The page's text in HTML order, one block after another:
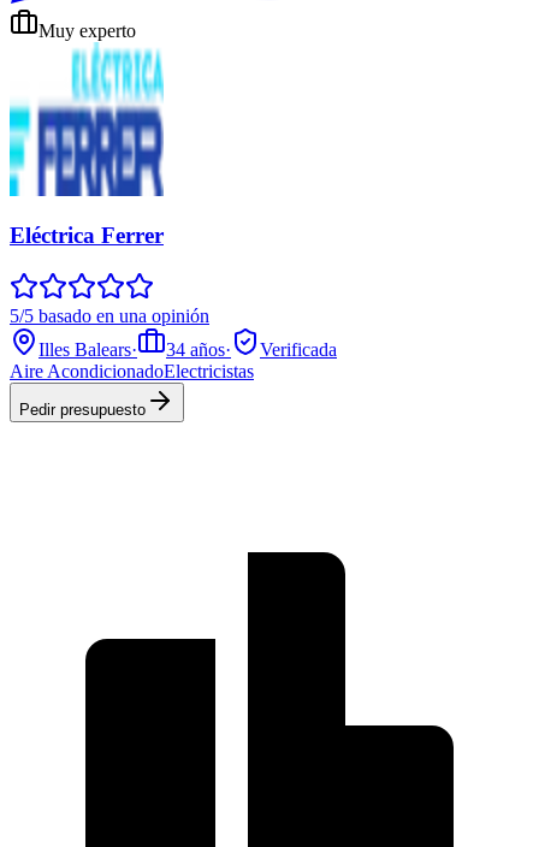
Muy experto
Eléctrica Ferrer
5/5 basado en una opinión
Illes Balears· 34 años·
Verificada
Aire AcondicionadoElectricistas
Pedir presupuesto